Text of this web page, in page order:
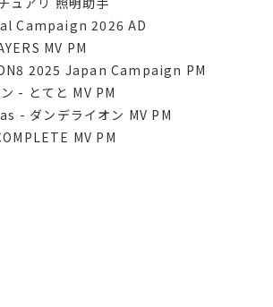
Campaign 2026 AD
MV PM
2025 Japan Campaign PM
- とてと MV PM
- ダンデライオン MV PM
MV PM